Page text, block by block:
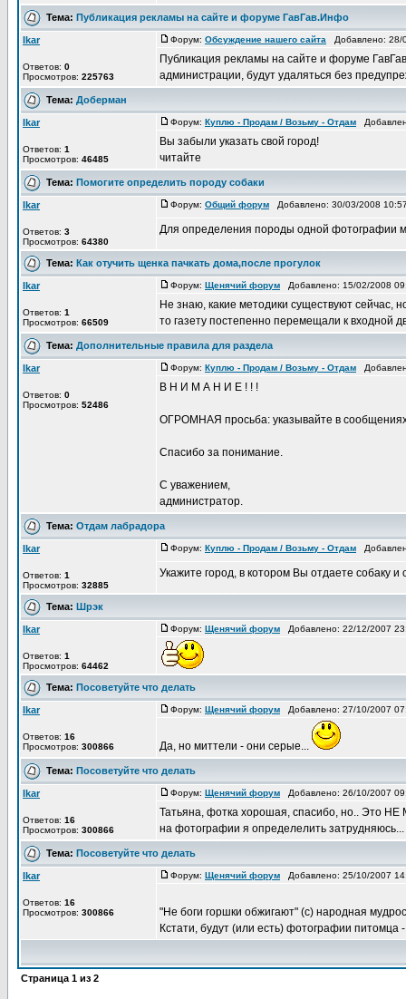
Тема: Публикация рекламы на сайте и форуме ГавГав.Инфо
Ikar
Ответов: 0
Просмотров: 225763
Форум: Обсуждение нашего сайта Добавлено:
Публикация рекламы на сайте и форуме
администрации, будут удаляться без
Тема: Доберман
Ikar
Ответов: 1
Просмотров: 46485
Форум: Куплю - Продам / Возьму - Отдам
Вы забыли указать свой город!
читайте
Тема: Помогите определить породу собаки
Ikar
Ответов: 3
Просмотров: 64380
Форум: Общий форум Добавлено: 30/03/2008
Для определения породы одной фотографии
Тема: Как отучить щенка пачкать дома,после прогулок
Ikar
Ответов: 1
Просмотров: 66509
Форум: Щенячий форум Добавлено: 15/02/2008
Не знаю, какие методики существуют сейчас,
то газету постепенно перемещали к входной
Тема: Дополнительные правила для раздела
Ikar
Ответов: 0
Просмотров: 52486
Форум: Куплю - Продам / Возьму - Отдам
В Н И М А Н И Е ! ! !
ОГРОМНАЯ просьба: указывайте в сообщениях
Спасибо за понимание.
С уважением,
администратор.
Тема: Отдам лабрадора
Ikar
Ответов: 1
Просмотров: 32885
Форум: Куплю - Продам / Возьму - Отдам
Укажите город, в котором Вы отдаете собаку и
Тема: Шрэк
Ikar
Ответов: 1
Просмотров: 64462
Форум: Щенячий форум Добавлено: 22/12/2007
Тема: Посоветуйте что делать
Ikar
Ответов: 16
Просмотров: 300866
Форум: Щенячий форум Добавлено: 27/10/2007
Да, но миттели - они серые...
Тема: Посоветуйте что делать
Ikar
Ответов: 16
Просмотров: 300866
Форум: Щенячий форум Добавлено: 26/10/2007
Татьяна, фотка хорошая, спасибо, но.. Это НЕ
на фотографии я определелить затрудняюсь...
Тема: Посоветуйте что делать
Ikar
Ответов: 16
Просмотров: 300866
Форум: Щенячий форум Добавлено: 25/10/2007
"Не боги горшки обжигают" (с) народная
Кстати, будут (или есть) фотографии
Страница 1 из 2